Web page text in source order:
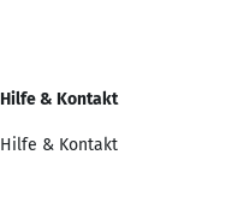
Hilfe & Kontakt
Hilfe & Kontakt